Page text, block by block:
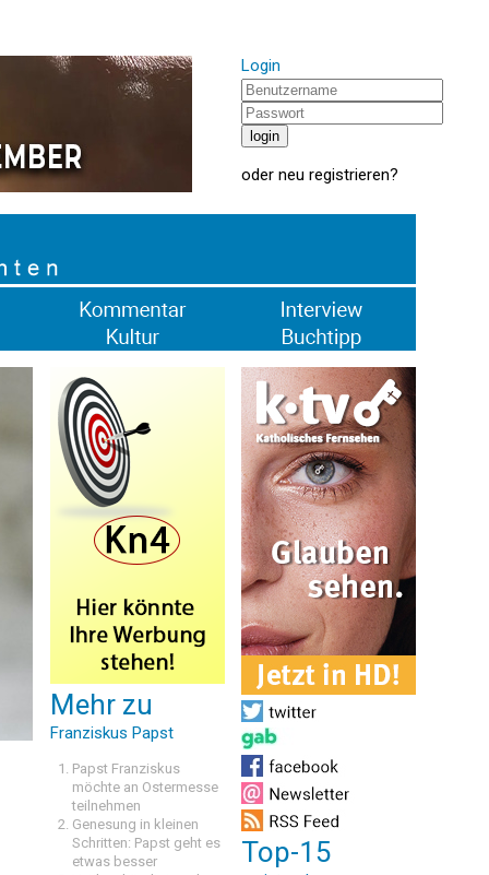
Login
oder neu registrieren?
Mehr zu
Franziskus Papst
Papst Franziskus
möchte an Ostermesse
teilnehmen
Genesung in kleinen
Schritten: Papst geht es
etwas besser
Top-15